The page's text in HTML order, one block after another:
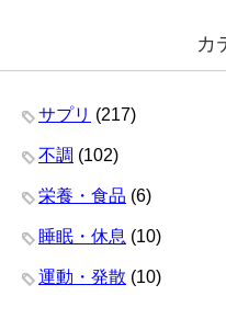
カ
サプリ (217)
不調 (102)
栄養・食品 (6)
睡眠・休息 (10)
運動・発散 (10)